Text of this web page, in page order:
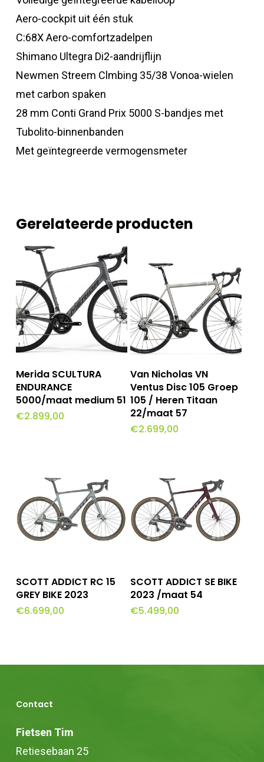
Aero-cockpit uit één stuk
C:68X Aero-comfortzadelpen
Shimano Ultegra Di2-aandrijflijn
Newmen Streem Clmbing 35/38 Vonoa-wielen
met carbon spaken
28 mm Conti Grand Prix 5000 S-bandjes met
Tubolito-binnenbanden
Met geïntegreerde vermogensmeter
Gerelateerde producten
Lees Meer
Merida SCULTURA
ENDURANCE
5000/maat medium 51
€2.899,00
Toevoegen Aan
Winkelwagen
Van Nicholas VN
Ventus Disc 105 Groep
105 / Heren Titaan
22/maat 57
€2.699,00
Opties Selecteren
product
heeft
Deze
kan
gekozen
SCOTT ADDICT RC 15
GREY BIKE 2023
€6.699,00
Toevoegen Aan
Winkelwagen
SCOTT ADDICT SE BIKE
2023 /maat 54
€5.499,00
Contact
Fietsen Tim
Retiesebaan 25